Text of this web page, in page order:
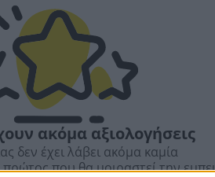
ακόμα αξιολογήσεις
δεν έχει λάβει ακόμα καμία
πρώτος που θα μοιραστεί την